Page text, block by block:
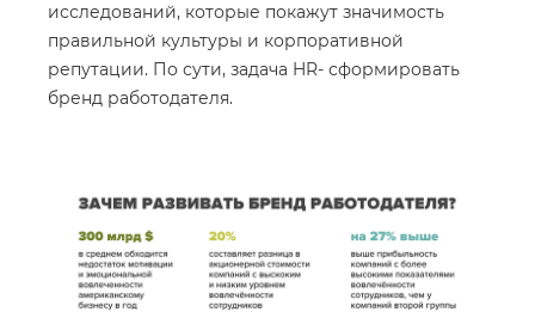
исследований, которые покажут значимость
правильной культуры и корпоративной
репутации. По сути, задача HR- сформировать
бренд работодателя.